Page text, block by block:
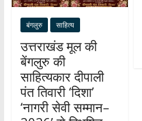
बंगलुरु साहित्य
उत्तराखंड मूल की
बेंगलुरु की
साहित्यकार दीपाली
पंत तिवारी ‘दिशा’
‘नागरी सेवी सम्मान–